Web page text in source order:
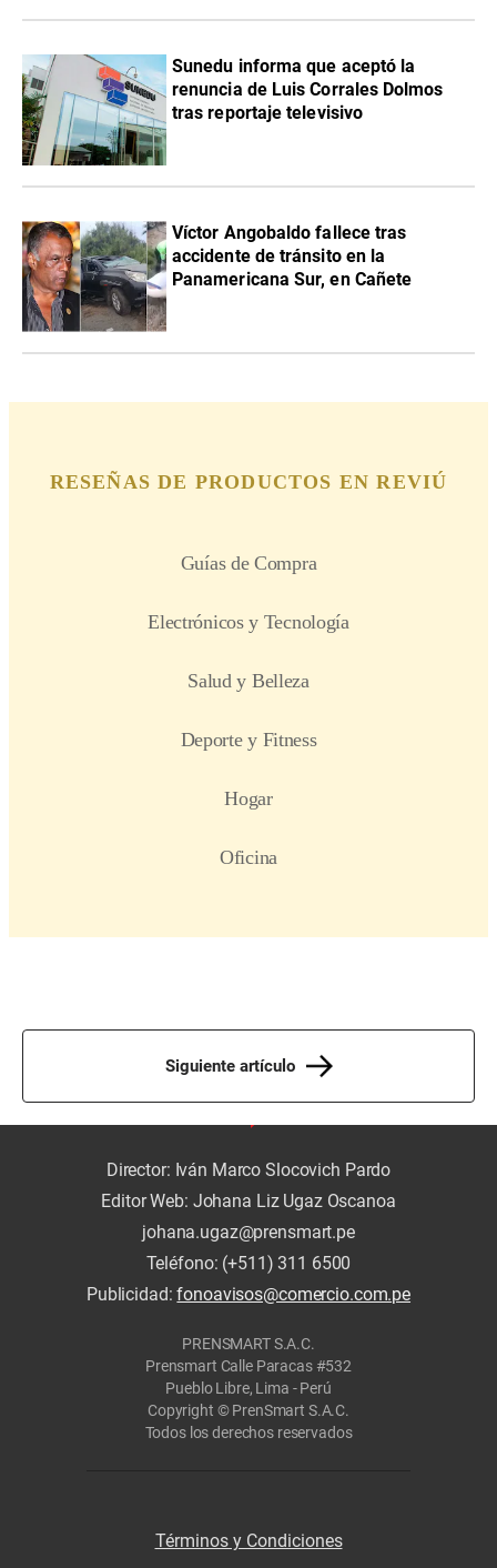
Sunedu informa que aceptó la
renuncia de Luis Corrales Dolmos
tras reportaje televisivo
Víctor Angobaldo fallece tras
accidente de tránsito en la
Panamericana Sur, en Cañete
Siguiente artículo
Director: Iván Marco Slocovich Pardo
Editor Web: Johana Liz Ugaz Oscanoa
johana.ugaz@prensmart.pe
Teléfono: (+511) 311 6500
Publicidad:fonoavisos@comercio.com.pe
PRENSMART S.A.C.
Prensmart Calle Paracas #532
Pueblo Libre, Lima - Perú
Copyright © PrenSmart S.A.C.
Todos los derechos reservados
Términos y Condiciones